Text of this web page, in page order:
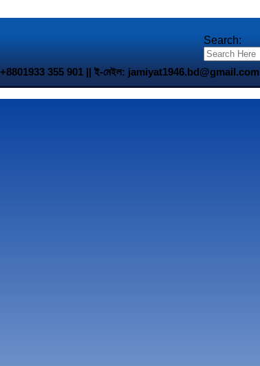
Search:
+8801933 355 901 || ই-মেইল: jamiyat1946.bd@gmail.com